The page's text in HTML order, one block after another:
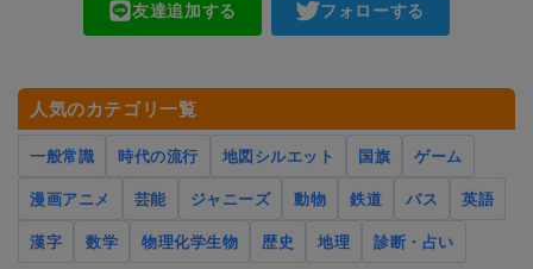
友達追加する フォローする
人気のカテゴリ一覧
一般常識 時代の流行 地図シルエット 国旗
ゲーム
漫画アニメ
芸能 ジャニーズ 動物 鉄道 バス
英語
漢字
数学 物理化学生物 歴史 地理 診断・占い